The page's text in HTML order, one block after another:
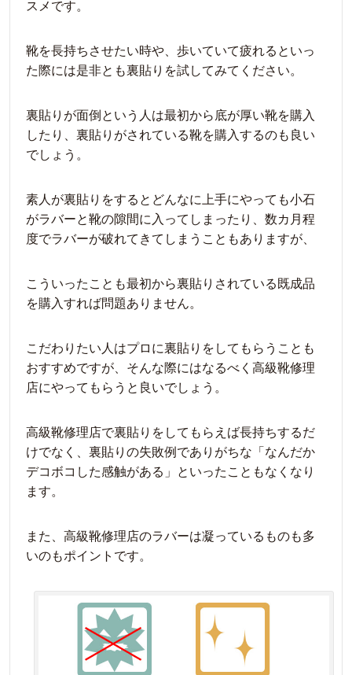
スメです。
靴を長持ちさせたい時や、歩いていて疲れるといっ
た際には是非とも裏貼りを試してみてください。
裏貼りが面倒という人は最初から底が厚い靴を購入
したり、裏貼りがされている靴を購入するのも良い
でしょう。
素人が裏貼りをするとどんなに上手にやっても小石
がラバーと靴の隙間に入ってしまったり、数カ月程
度でラバーが破れてきてしまうこともありますが、
こういったことも最初から裏貼りされている既成品
を購入すれば問題ありません。
こだわりたい人はプロに裏貼りをしてもらうことも
おすすめですが、そんな際にはなるべく高級靴修理
店にやってもらうと良いでしょう。
高級靴修理店で裏貼りをしてもらえば長持ちするだ
けでなく、裏貼りの失敗例でありがちな「なんだか
デコボコした感触がある」といったこともなくなり
ます。
また、高級靴修理店のラバーは凝っているものも多
いのもポイントです。